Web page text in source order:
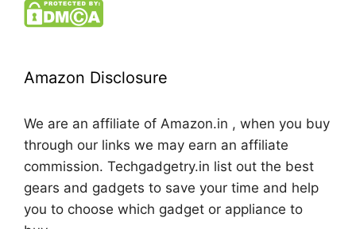
Amazon Disclosure
We are an affiliate of Amazon.in , when you buy
through our links we may earn an affiliate
commission. Techgadgetry.in list out the best
gears and gadgets to save your time and help
you to choose which gadget or appliance to